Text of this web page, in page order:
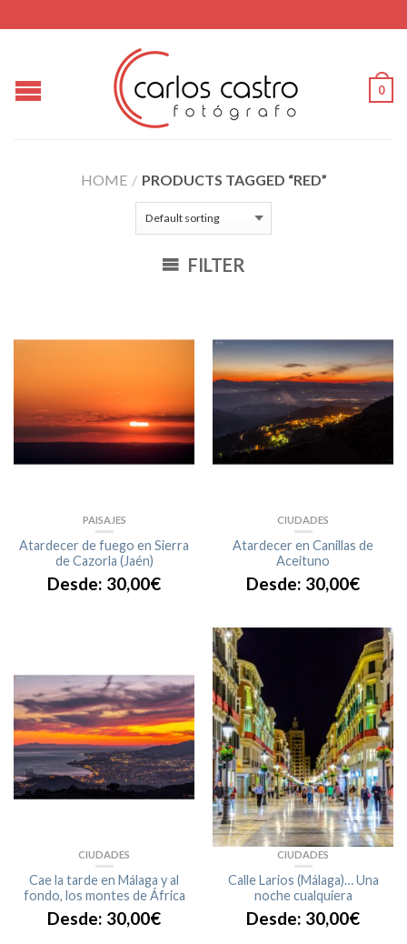
0
HOME / PRODUCTS TAGGED “RED”
FILTER
PAISAJES
Atardecer de fuego en Sierra
de Cazorla (Jaén)
Desde: 30,00€
CIUDADES
Atardecer en Canillas de
Aceituno
Desde: 30,00€
CIUDADES
Cae la tarde en Málaga y al
fondo, los montes de África
Desde: 30,00€
CIUDADES
Calle Larios (Málaga)… Una
noche cualquiera
Desde: 30,00€